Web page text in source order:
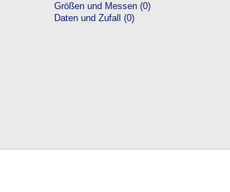
Größen und Messen (0)
Daten und Zufall (0)